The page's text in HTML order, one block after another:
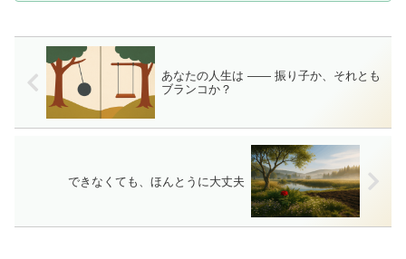
あなたの人生は ―― 振り子か、それとも
ブランコか？
できなくても、ほんとうに大丈夫